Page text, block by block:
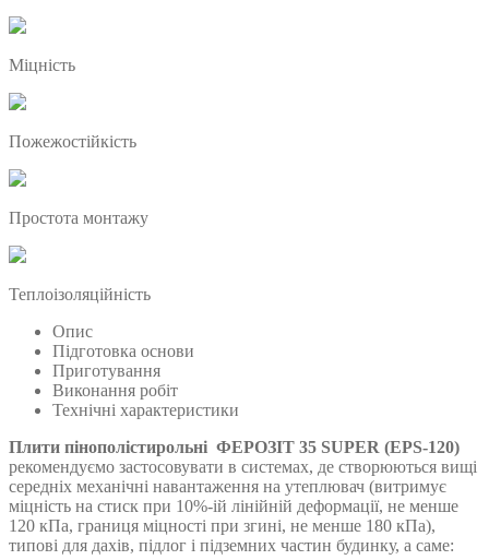
Міцність
Пожежостійкість
Простота монтажу
Теплоізоляційність
Опис
Підготовка основи
Приготування
Виконання робіт
Технічні характеристики
Плити пінополістирольні ФЕРОЗІТ 35 SUPER (EPS-120)
рекомендуємо застосовувати в системах, де створюються вищі
середніх механічні навантаження на утеплювач (витримує
міцність на стиск при 10%-ій лінійній деформації, не менше
120 кПа, границя міцності при згині, не менше 180 кПа),
типові для дахів, підлог і підземних частин будинку, а саме: